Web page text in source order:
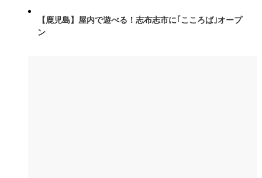
【鹿児島】屋内で遊べる！志布志市に｢こころば｣オープ
ン